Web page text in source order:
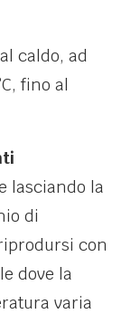
caldo, ad
fino al
lasciando la
di
con
dove la
varia